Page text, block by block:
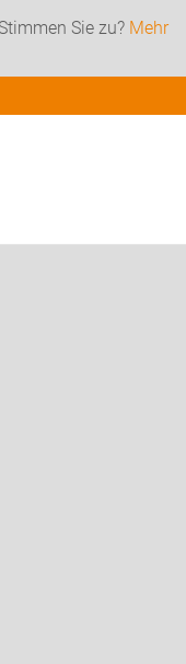
Sie zu? Mehr